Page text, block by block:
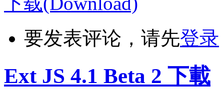
要发表评论，请先登录
Ext JS 4.1 Beta 2 下載